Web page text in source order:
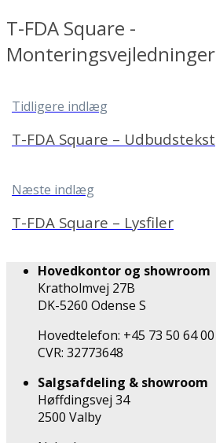
T-FDA Square -
Monteringsvejledninger
Tidligere indlæg
T-FDA Square – Udbudstekst
Næste indlæg
T-FDA Square – Lysfiler
Hovedkontor og showroom
Kratholmvej 27B
DK-5260 Odense S
Hovedtelefon: +45 73 50 64 00
CVR: 32773648
Salgsafdeling & showroom
Høffdingsvej 34
2500 Valby